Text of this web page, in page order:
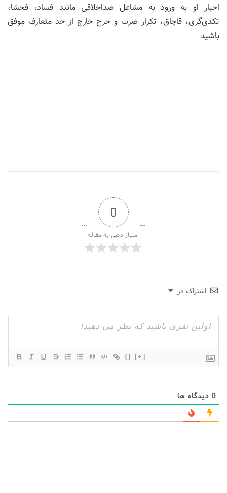
اجبار او به ورود به مشاغل ضداخلاقی مانند فساد، فحشا،
تکدی‌گری، قاچاق، تکرار ضرب و جرح خارج از حد متعارف موفق
باشید
0
امتیاز دهی به مقاله
اشتراک در
{} [+]
0 دیدگاه ها